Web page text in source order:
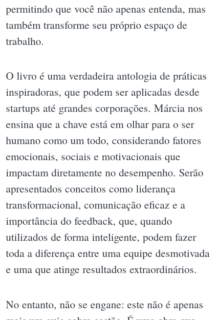
permitindo que você não apenas entenda, mas
também transforme seu próprio espaço de
trabalho.
O livro é uma verdadeira antologia de práticas
inspiradoras, que podem ser aplicadas desde
startups até grandes corporações. Márcia nos
ensina que a chave está em olhar para o ser
humano como um todo, considerando fatores
emocionais, sociais e motivacionais que
impactam diretamente no desempenho. Serão
apresentados conceitos como liderança
transformacional, comunicação eficaz e a
importância do feedback, que, quando
utilizados de forma inteligente, podem fazer
toda a diferença entre uma equipe desmotivada
e uma que atinge resultados extraordinários.
No entanto, não se engane: este não é apenas